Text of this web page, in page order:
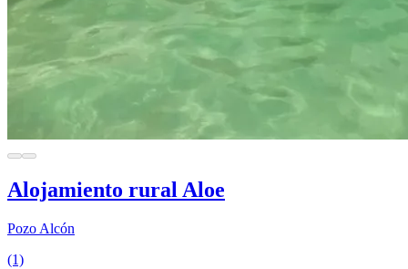
Alojamiento rural Aloe
Pozo Alcón
(1)